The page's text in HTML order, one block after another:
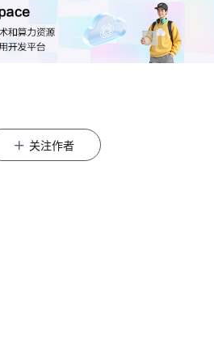
关注作者